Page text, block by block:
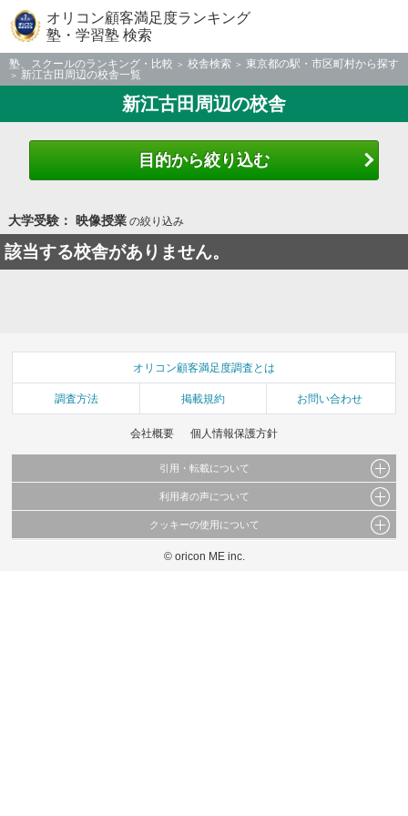
オリコン顧客満足度ランキング
塾・学習塾 検索
塾、スクールのランキング・比較 校舎検索
東京都の駅・市区町村から探す
新江古田周辺の校舎一覧
新江古田周辺の校舎
目的から絞り込む
大学受験： 映像授業の絞り込み
該当する校舎がありません。
オリコン顧客満足度調査とは
調査方法 掲載規約 お問い合わせ
会社概要 個人情報保護方針
引用・転載について
当サイトで公開されている情報（文字、写真、イラスト、画像データ等）及びこれらの配
これらの情報を権利者の許可なく無断転載・複製などの二次利用を行うことは固く禁じて
利用者の声について
当サイトに掲載している内容はすべてサービスの利用者が提出された見解・感想です。
弊社の見解・ 意見ではないことをご理解いただいた上でご覧ください。
クッキーの使用について
このサイトでは Cookie を使用して、ユーザーに合わせたコンテンツや広告の表示、ソー
© oricon ME inc.